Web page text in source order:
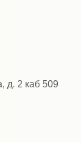
д. 2 каб 509